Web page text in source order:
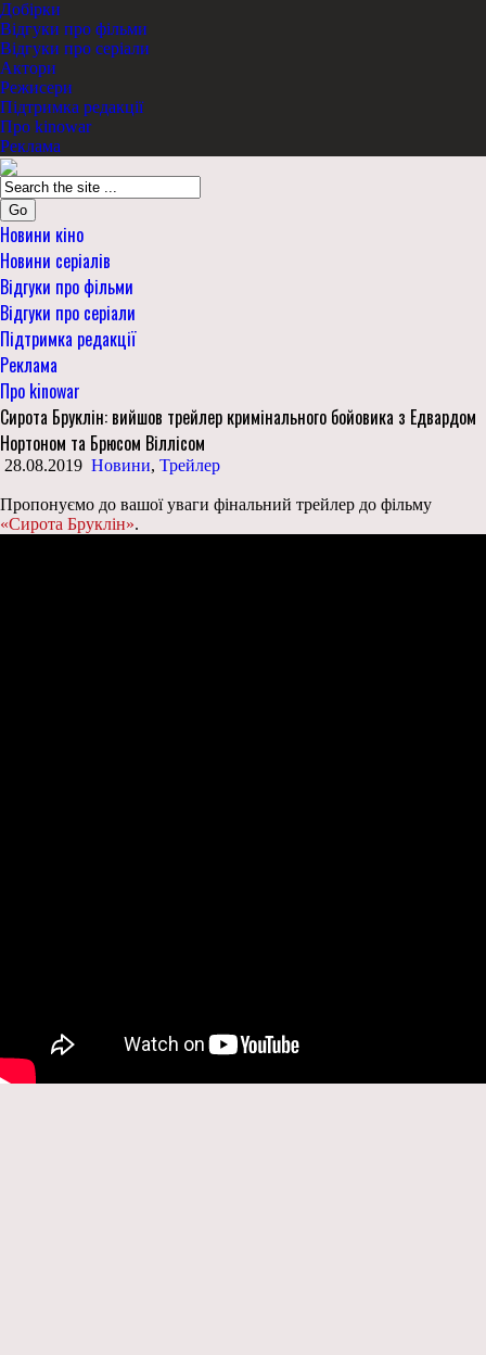
Добірки
Відгуки про фільми
Відгуки про серіали
Актори
Режисери
Підтримка редакції
Про kinowar
Реклама
Go
Новини кіно
Новини серіалів
Відгуки про фільми
Відгуки про серіали
Підтримка редакції
Реклама
Про kinowar
Сирота Бруклін: вийшов трейлер кримінального бойовика з Едвардом
Нортоном та Брюсом Віллісом
28.08.2019 Новини, Трейлер
Пропонуємо до вашої уваги фінальний трейлер до фільму
«Сирота Бруклін».